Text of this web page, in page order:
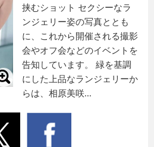
挟むショット セクシーなラ
ンジェリー姿の写真ととも
に、これから開催される撮影
会やオフ会などのイベントを
告知しています。 緑を基調
にした上品なランジェリーか
らは、相原美咲...